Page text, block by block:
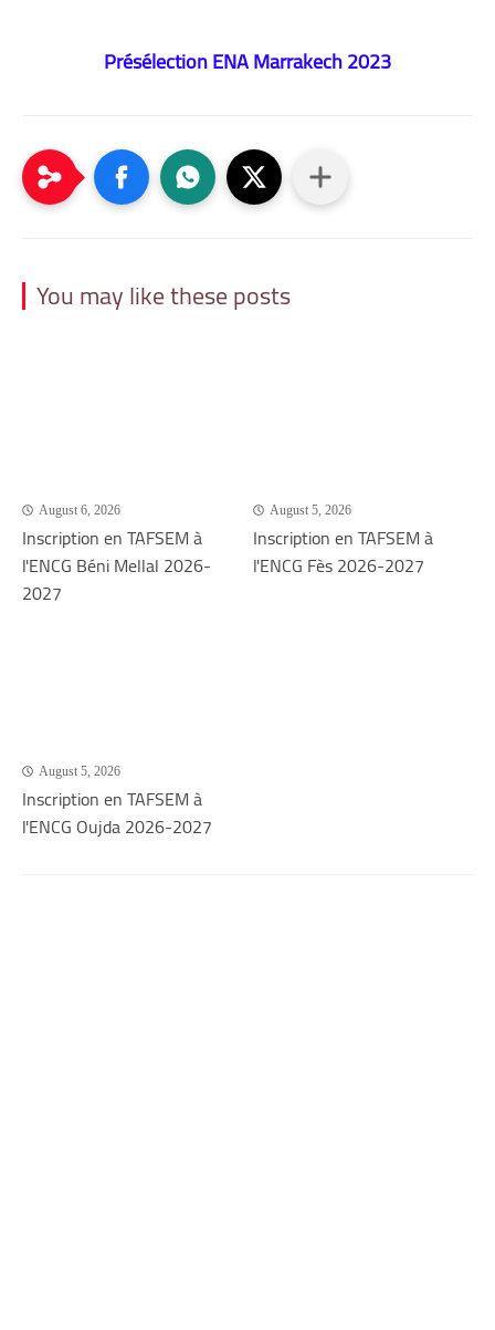
Présélection ENAMarrakech2023
You may like these posts
August 6, 2026
Inscription en TAFSEM à
l'ENCG Béni Mellal 2026-
2027
August 5, 2026
Inscription en TAFSEM à
l'ENCG Fès 2026-2027
August 5, 2026
Inscription en TAFSEM à
l'ENCG Oujda 2026-2027